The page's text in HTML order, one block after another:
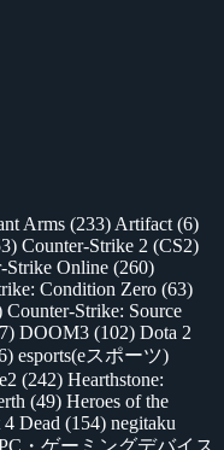
Arms (233) Artifact (6)
Counter-Strike 2 (CS2)
Strike Online (260)
Condition Zero (63)
Counter-Strike: Source
DOOM3 (102) Dota 2
esports(eスポーツ)
(242) Hearthstone:
(49) Heroes of the
Dead (154) negitaku
・ゲーミングデバイス